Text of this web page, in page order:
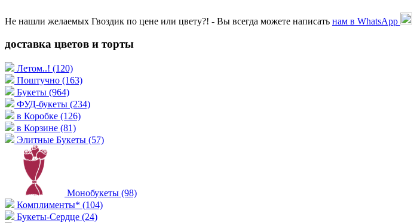
Не нашли желаемых Гвоздик по цене или цвету?! - Вы всегда можете написать нам в WhatsApp
доставка цветов и торты
Летом..! (120)
Поштучно (163)
Букеты (964)
ФУД-букеты (234)
в Коробке (126)
в Корзине (81)
Элитные Букеты (57)
Монобукеты (98)
Комплименты* (104)
Букеты-Сердце (24)